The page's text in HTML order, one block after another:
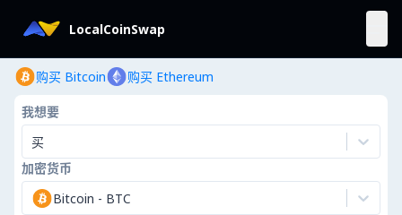
LocalCoinSwap
购买 Bitcoin 购买 Ethereum
我想要
买
加密货币
Bitcoin - BTC